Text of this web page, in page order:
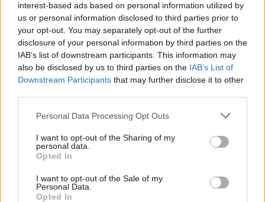
interest-based ads based on personal information utilized by
us or personal information disclosed to third parties prior to
your opt-out. You may separately opt-out of the further
disclosure of your personal information by third parties on the
IAB’s list of downstream participants. This information may
also be disclosed by us to third parties on the IAB’s List of
Downstream Participants that may further disclose it to other
Please note that this website/app uses one or more Google
not limited to your visit or usage behaviour. You may click to
grant or deny consent to Google and its third-party tags to
use your data for below specified purposes in below Google
consent section.
Personal Data Processing Opt Outs
I want to opt-out of the Sharing of my
personal data.
Opted In
I want to opt-out of the Sale of my
Personal Data.
Opted In
Οι ήπια υβριδικές εκδόσεις θα έχουν 48βολτο κύκλωμα
που θα βοηθήσει στην επίτευξη καλύτερων τιμών
εκπομπών CO2, ενώ οι plug-in hybrid εκδόσειςθα
χρησιμοποιήσουν μια εξελιγμένη μορφή του συστήματος